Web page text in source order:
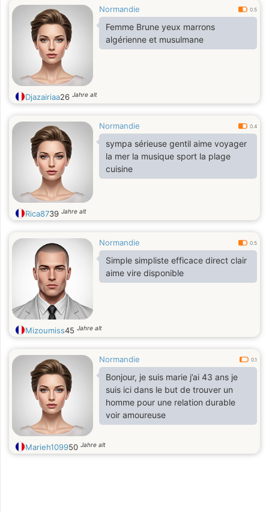
Normandie 0.5
Femme Brune yeux marrons
algérienne et musulmane
Djazairiaa26 Jahre alt
Normandie 0.4
sympa sérieuse gentil aime voyager
la mer la musique sport la plage
cuisine
Rica8739 Jahre alt
Normandie 0.5
Simple simpliste efficace direct clair
aime vire disponible
Mizoumiss45 Jahre alt
Normandie 0.1
Bonjour, je suis marie j’ai 43 ans je
suis ici dans le but de trouver un
homme pour une relation durable
voir amoureuse
Marieh109950 Jahre alt